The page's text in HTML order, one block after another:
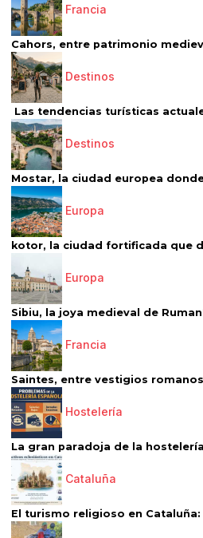
Francia
Cahors, entre patrimonio
Destinos
Las tendencias turísticas
Destinos
Mostar, la ciudad europea
Europa
kotor, la ciudad fortificada que
Europa
Sibiu, la joya medieval de
Francia
Saintes, entre vestigios
Hostelería
La gran paradoja de la
Cataluña
El turismo religioso en